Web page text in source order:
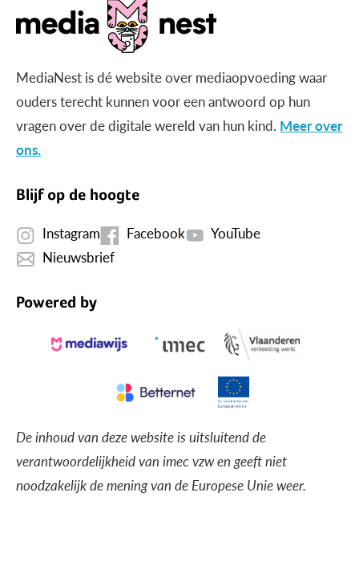
MediaNest is dé website over mediaopvoeding waar
ouders terecht kunnen voor een antwoord op hun
vragen over de digitale wereld van hun kind. Meer over
ons.
Blijf op de hoogte
Instagram Facebook
YouTube
Nieuwsbrief
Powered by
De inhoud van deze website is uitsluitend de
verantwoordelijkheid van imec vzw en geeft niet
noodzakelijk de mening van de Europese Unie weer.